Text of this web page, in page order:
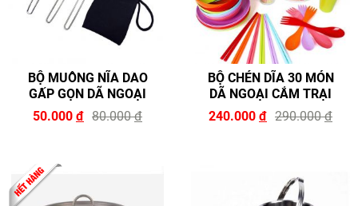
BỘ MUỖNG NĨA DAO
GẤP GỌN DÃ NGOẠI
50.000 đ 80.000đ
BỘ CHÉN DĨA 30 MÓN
DÃ NGOẠI CẮM TRẠI
240.000 đ 290.000đ